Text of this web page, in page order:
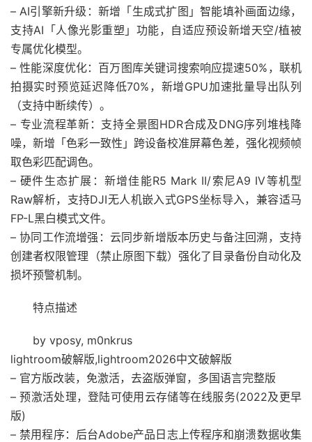
– AI引擎新升级：新增「生成式扩图」智能填补画面边缘，
支持AI「人像光影重塑」功能，自适应预设新增天空/植被
专属优化模型。
– 性能深度优化：百万图库关键词搜索响应提速50%，联机
拍摄实时预览延迟降低70%，新增GPU加速批量导出队列
（支持中断续传）。
– 专业流程革新：支持全景图HDR合成及DNG序列堆栈降
噪，新增「色彩一致性」跨设备校准屏幕色差，强化视频帧
取色彩匹配调色。
– 硬件生态扩展：新增佳能R5 Mark II/索尼A9 IV等机型
Raw解析，支持DJI无人机嵌入式GPS坐标导入，兼容适马
FP-L黑白模式文件。
– 协同工作流增强：云同步新增版本历史与备注回溯，支持
创建者权限管理（禁止原图下载）强化了目录备份自动化及
损坏预警机制。
特点描述
by vposy, m0nkrus
lightroom破解版,lightroom2026中文破解版
– 官方版改装，免激活，去盗版弹窗，多国语言完整版
– 预激活处理，登陆可使用云存储等在线服务(2022及更早
版)
– 禁用程序：后台Adobe产品日志上传程序和崩溃数据收集